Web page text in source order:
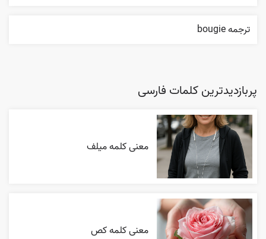
ترجمه bougie
پربازدیدترین کلمات فارسی
معنی کلمه میلف
معنی کلمه کص